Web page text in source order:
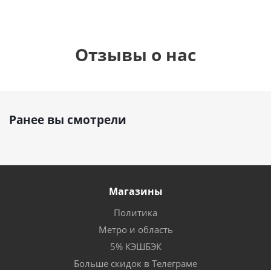
Отзывы о нас
Ранее вы смотрели
Магазины
Политика
Метро и область
5% КЭШБЭК
Больше скидок в Телеграме